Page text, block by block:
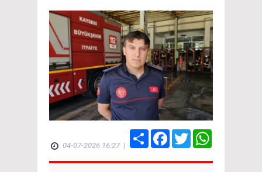
04-07-2026 16:27|
Share FacebookTwitter